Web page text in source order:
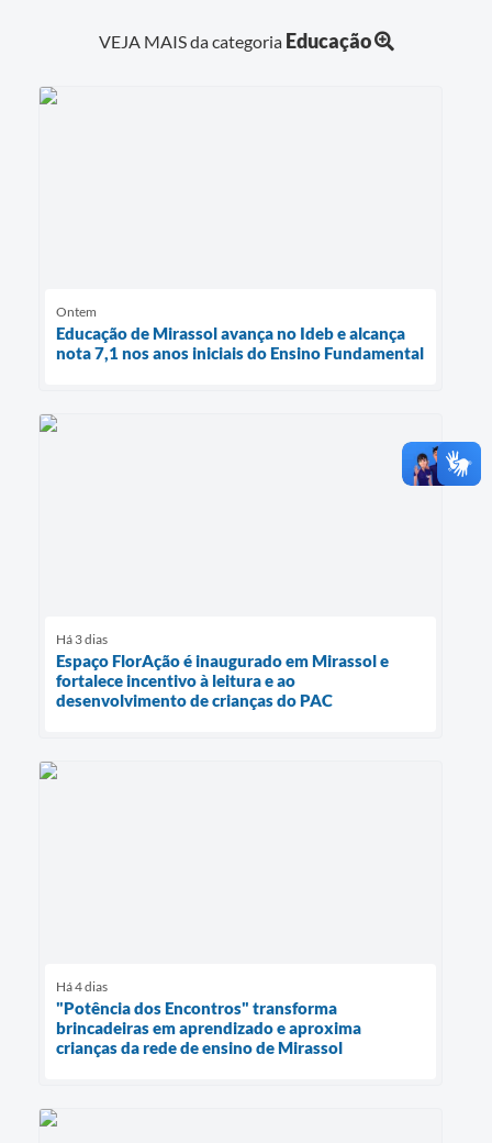
VEJA MAIS da categoria Educação
Ontem
Educação de Mirassol avança no Ideb e alcança
nota 7,1 nos anos iniciais do Ensino Fundamental
Há 3 dias
Espaço FlorAção é inaugurado em Mirassol e
fortalece incentivo à leitura e ao
desenvolvimento de crianças do PAC
Há 4 dias
"Potência dos Encontros" transforma
brincadeiras em aprendizado e aproxima
crianças da rede de ensino de Mirassol